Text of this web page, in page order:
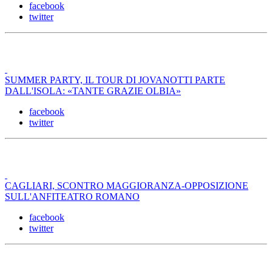
facebook
twitter
SUMMER PARTY, IL TOUR DI JOVANOTTI PARTE
DALL'ISOLA: «TANTE GRAZIE OLBIA»
facebook
twitter
CAGLIARI, SCONTRO MAGGIORANZA-OPPOSIZIONE
SULL'ANFITEATRO ROMANO
facebook
twitter